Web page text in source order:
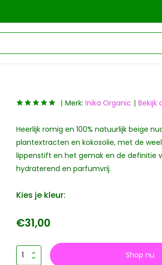
Merk: Inika Organic Bekijk
Heerlijk romig en 100% natuurlijk beige
plantextracten en kokosolie, met de
lippenstift en het gemak en de definitie
hydraterend en parfumvrij.
Kies je kleur:
€31,00
Shop nu